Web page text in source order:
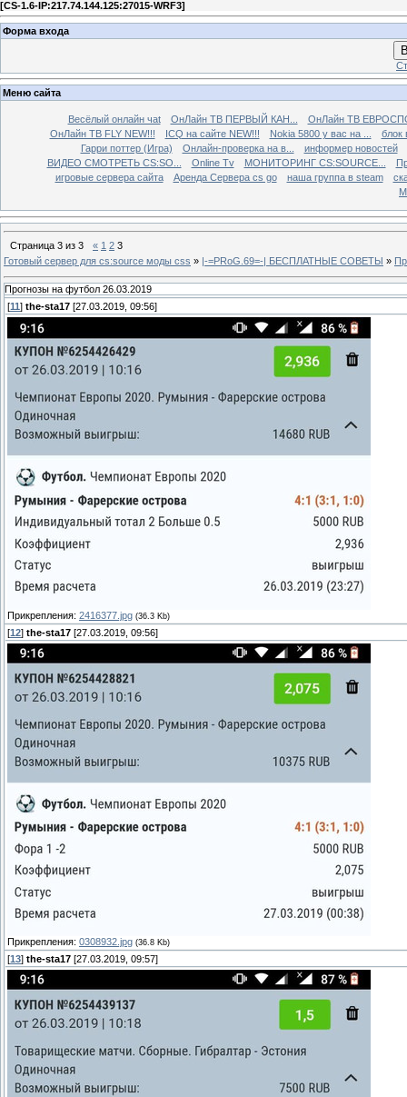
[CS-1.6-IP:217.74.144.125:27015-WRF3]
Форма входа
Меню сайта
Весёлый онлайн чаt ОнЛайн ТВ ПЕРВЫЙ КАН...
ОнЛайн ТВ
ОнЛайн ТВ FLY NEW!!!
ICQ на сайте NEW!!! Nokia 5800 у вас на ...
блок
Гарри поттер (Игра)
Онлайн-проверка на в...
информер новостей
ВИДЕО СМОТРЕТЬ CS:SO...
Online Tv МОНИТОРИНГ CS:SOURCE...
игровые сервера сайта
Аренда Сервера cs go наша группа в steam
Страница 3 из 3 « 1 2 3
Готовый сервер для cs:source моды css » |-=PRoG.69=-| БЕСПЛАТНЫЕ СОВЕТЫ »
Прогнозы на футбол 26.03.2019
[11 ] the-sta17 [27.03.2019, 09:56]
Прикрепления: 2416377.jpg (36.3 Kb)
[12] the-sta17 [27.03.2019, 09:56]
Прикрепления: 0308932.jpg (36.8 Kb)
[13] the-sta17 [27.03.2019, 09:57]